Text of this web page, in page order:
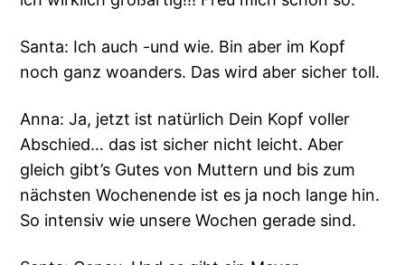
Santa: Ich auch -und wie. Bin aber im Kopf
noch ganz woanders. Das wird aber sicher toll.
Anna: Ja, jetzt ist natürlich Dein Kopf voller
Abschied… das ist sicher nicht leicht. Aber
gleich gibt’s Gutes von Muttern und bis zum
nächsten Wochenende ist es ja noch lange hin.
So intensiv wie unsere Wochen gerade sind.